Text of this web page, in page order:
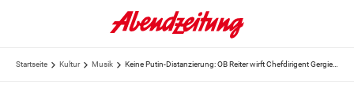
Startseite Kultur Musik